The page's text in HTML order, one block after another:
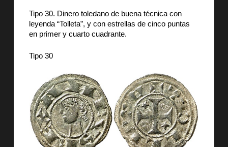
Tipo 30. Dinero toledano de buena técnica con
leyenda “Tolleta”, y con estrellas de cinco puntas
en primer y cuarto cuadrante.
Tipo 30